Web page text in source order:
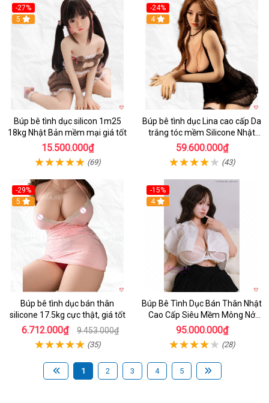
-27%
5
Búp bê tình dục silicon 1m25
18kg Nhật Bản mềm mại giá tốt
15.500.000₫
(69)
-24%
Hot
4
Búp bê tình dục Lina cao cấp Da
trắng tóc mềm Silicone Nhật
Bản
59.600.000₫
(43)
-29%
5
Búp bê tình dục bán thân
silicone 17.5kg cực thật, giá tốt
6.712.000₫ 9.453.000₫
(35)
-15%
4
Búp Bê Tình Dục Bán Thân Nhật
Cao Cấp Siêu Mềm Mông Nở
Quyến Rũ
95.000.000₫
(28)
1 2 3 4 5